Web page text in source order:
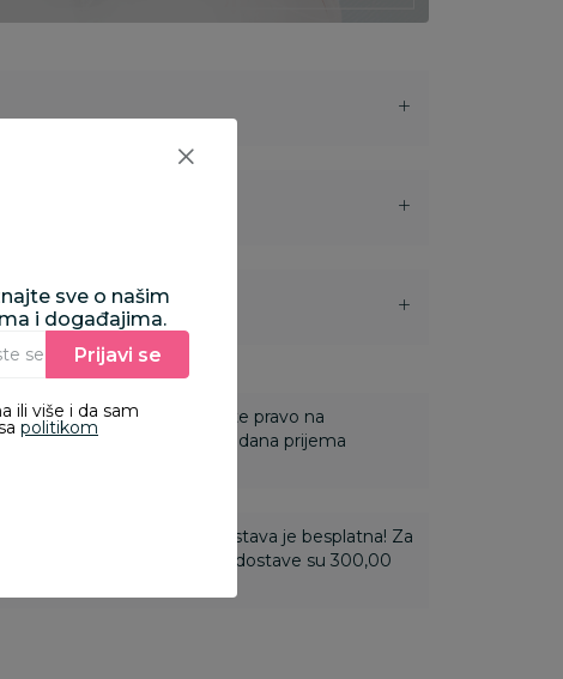
Za online porudžbine imate pravo na
u roku od 14 dana od dana prijema
3.500,00 rsd i više dostava je besplatna! Za
do 3.499,99 rsd troškovi dostave su 300,00
sve o našim
i događajima.
Unesite Vašu e‑mail adresu da biste se prijavili na newsletter.
Prijavi se
ili više i da sam
politikom